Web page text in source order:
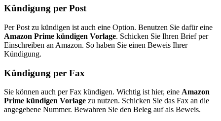
Kündigung per Post
Per Post zu kündigen ist auch eine Option. Benutzen Sie dafür eine
Amazon Prime kündigen Vorlage. Schicken Sie Ihren Brief per
Einschreiben an Amazon. So haben Sie einen Beweis Ihrer
Kündigung.
Kündigung per Fax
Sie können auch per Fax kündigen. Wichtig ist hier, eine Amazon
Prime kündigen Vorlage zu nutzen. Schicken Sie das Fax an die
angegebene Nummer. Bewahren Sie den Beleg auf als Beweis.